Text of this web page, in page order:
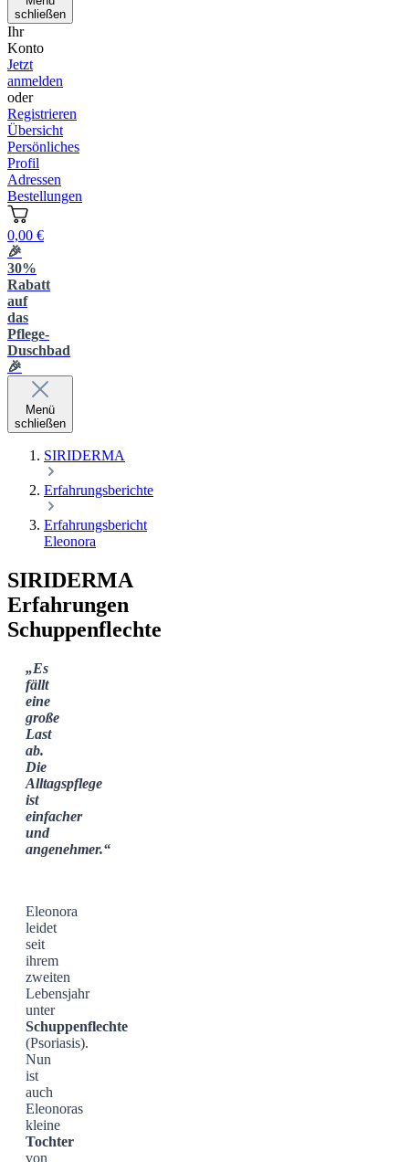
schließen
Ihr
Konto
Jetzt
anmelden
oder
Registrieren
Übersicht
Persönliches
Profil
Adressen
Bestellungen
0,00 €
🎉
30%
Rabatt
auf
das
Pflege-
Duschbad
🎉
Menü
schließen
SIRIDERMA
Erfahrungsberichte
Erfahrungsbericht
Eleonora
SIRIDERMA
Erfahrungen
Schuppenflechte
„Es
fällt
eine
große
Last
ab.
Die
Alltagspflege
ist
einfacher
und
angenehmer.“
Eleonora
leidet
seit
ihrem
zweiten
Lebensjahr
unter
Schuppenflechte
(Psoriasis).
Nun
ist
auch
Eleonoras
kleine
Tochter
von